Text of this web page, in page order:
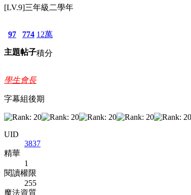
[LV.9]三年級二學年
97
主題
774
帖子
12萬
積分
學生會長
字幕組後期
UID
3837
精華
1
閱讀權限
255
魔法資質